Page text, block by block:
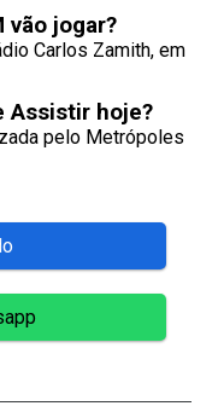
vão jogar?
Carlos Zamith, em
Assistir hoje?
pelo Metrópoles